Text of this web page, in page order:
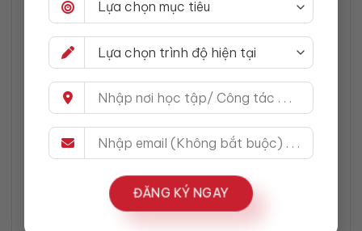
ĐĂNG KÝ NGAY
trọng âm câu
nhịp lên xuống trong tiếng Anh tự nhiên
Những bài hát tiếng Anh hay để luyện
nghe ở trình độ khá, nâng cao
1. Hotel California, Eagles
Vì sao nên nghe:
giàu hình ảnh
nhiều cụm nghĩa theo ngữ cảnh